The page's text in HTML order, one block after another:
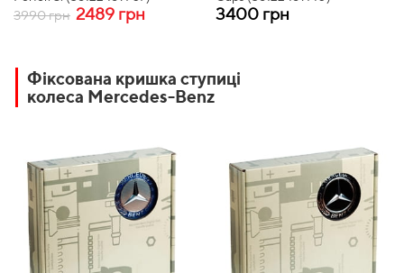
3990 грн 2489 грн 3400 грн
Фіксована кришка ступиці
колеса Mercedes-Benz